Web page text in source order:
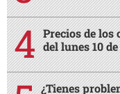
Precios de
del lunes 10
¿Tienes